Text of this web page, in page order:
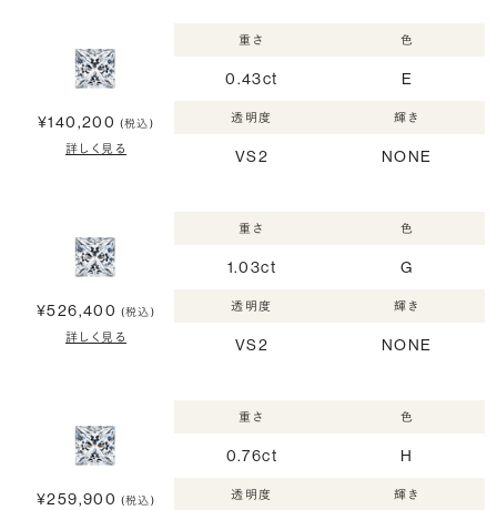
¥140,200 (税込)
詳しく見る
重さ
0.43ct
色
E
透明度
VS2
輝き
NONE
¥526,400 (税込)
詳しく見る
重さ
1.03ct
色
G
透明度
VS2
輝き
NONE
¥259,900 (税込)
重さ
0.76ct
色
H
透明度 輝き